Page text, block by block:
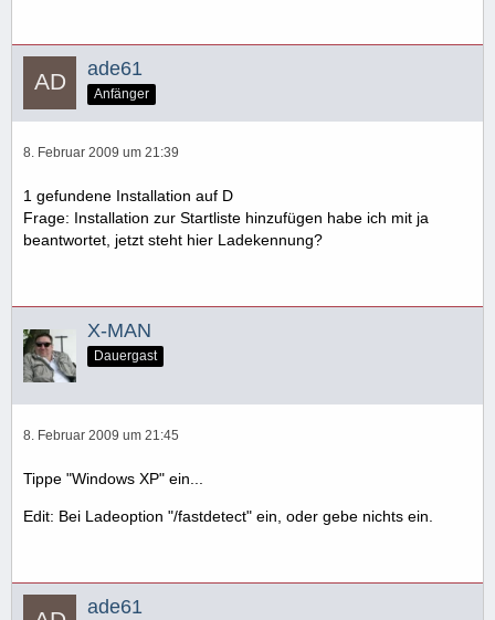
ade61
Anfänger
8. Februar 2009 um 21:39
1 gefundene Installation auf D
Frage: Installation zur Startliste hinzufügen habe ich mit ja
beantwortet, jetzt steht hier Ladekennung?
X-MAN
Dauergast
8. Februar 2009 um 21:45
Tippe "Windows XP" ein...
Edit: Bei Ladeoption "/fastdetect" ein, oder gebe nichts ein.
ade61